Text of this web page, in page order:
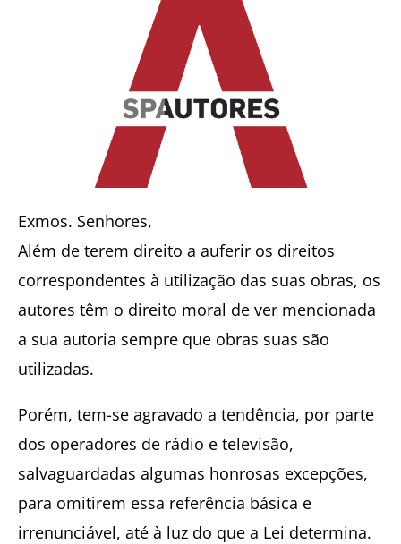
Exmos. Senhores,
Além de terem direito a auferir os direitos
correspondentes à utilização das suas obras, os
autores têm o direito moral de ver mencionada
a sua autoria sempre que obras suas são
utilizadas.
Porém, tem-se agravado a tendência, por parte
dos operadores de rádio e televisão,
salvaguardadas algumas honrosas excepções,
para omitirem essa referência básica e
irrenunciável, até à luz do que a Lei determina.